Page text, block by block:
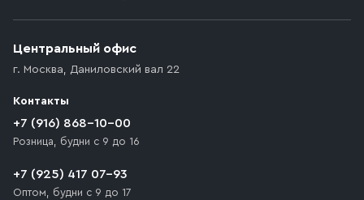
Центральный офис
г. Москва, Даниловский вал 22
Контакты
+7 (916) 868-10-00
Розница, будни с 9 до 16
+7 (925) 417 07-93
Оптом, будни с 9 до 17